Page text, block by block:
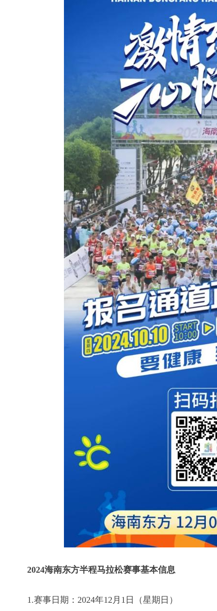
2024海南东方半程马拉松赛事基本信息
1.赛事日期：2024年12月1日（星期日）